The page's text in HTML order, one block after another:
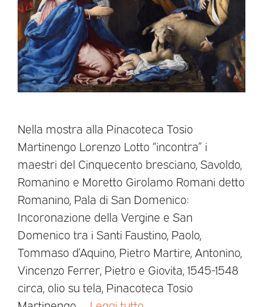
Nella mostra alla Pinacoteca Tosio
Martinengo Lorenzo Lotto “incontra” i
maestri del Cinquecento bresciano, Savoldo,
Romanino e Moretto Girolamo Romani detto
Romanino, Pala di San Domenico:
Incoronazione della Vergine e San
Domenico tra i Santi Faustino, Paolo,
Tommaso d’Aquino, Pietro Martire, Antonino,
Vincenzo Ferrer, Pietro e Giovita, 1545-1548
circa, olio su tela, Pinacoteca Tosio